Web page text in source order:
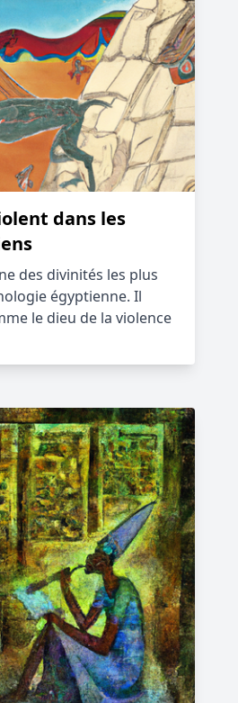
dans les
des divinités les plus
égyptienne. Il
le dieu de la violence